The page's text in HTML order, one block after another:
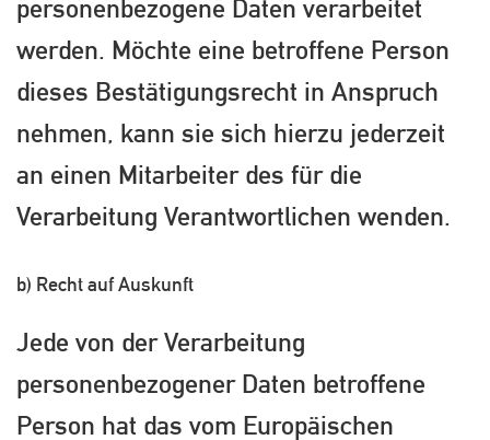
personenbezogene Daten verarbeitet
werden. Möchte eine betroffene Person
dieses Bestätigungsrecht in Anspruch
nehmen, kann sie sich hierzu jederzeit
an einen Mitarbeiter des für die
Verarbeitung Verantwortlichen wenden.
b) Recht auf Auskunft
Jede von der Verarbeitung
personenbezogener Daten betroffene
Person hat das vom Europäischen